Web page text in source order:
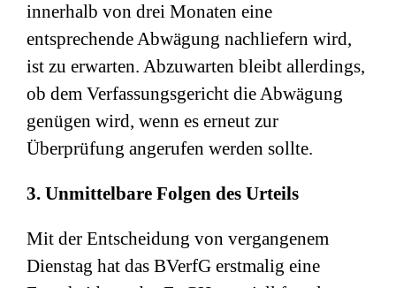
innerhalb von drei Monaten eine
entsprechende Abwägung nachliefern wird,
ist zu erwarten. Abzuwarten bleibt allerdings,
ob dem Verfassungsgericht die Abwägung
genügen wird, wenn es erneut zur
Überprüfung angerufen werden sollte.
3. Unmittelbare Folgen des Urteils
Mit der Entscheidung von vergangenem
Dienstag hat das BVerfG erstmalig eine